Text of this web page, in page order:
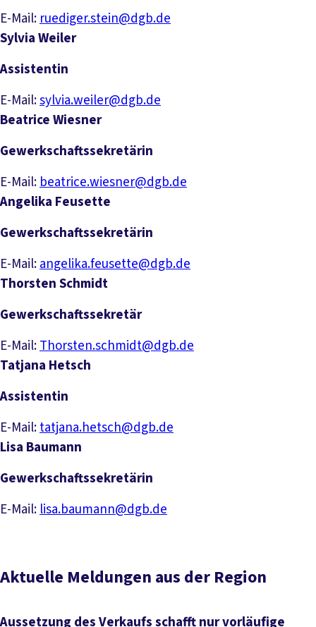
E-Mail:ruediger.stein@dgb.de
Sylvia Weiler
Assistentin
E-Mail:sylvia.weiler@dgb.de
Beatrice Wiesner
Gewerkschaftssekretärin
E-Mail:beatrice.wiesner@dgb.de
Angelika Feusette
Gewerkschaftssekretärin
E-Mail:angelika.feusette@dgb.de
Thorsten Schmidt
Gewerkschaftssekretär
E-Mail:Thorsten.schmidt@dgb.de
Tatjana Hetsch
Assistentin
E-Mail:tatjana.hetsch@dgb.de
Lisa Baumann
Gewerkschaftssekretärin
E-Mail:lisa.baumann@dgb.de
Aktuelle Meldungen aus der Region
Aussetzung des Verkaufs schafft nur vorläufige